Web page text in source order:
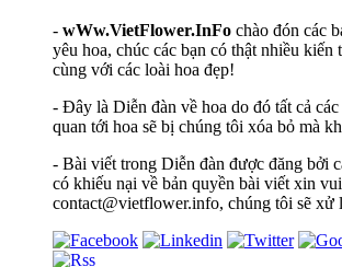
- wWw.VietFlower.InFo chào đón các
yêu hoa, chúc các bạn có thật nhiều kiến
cùng với các loài hoa đẹp!
- Đây là Diễn đàn về hoa do đó tất cả
quan tới hoa sẽ bị chúng tôi xóa bỏ mà
- Bài viết trong Diễn đàn được đăng bởi
có khiếu nại về bản quyền bài viết xin
contact@vietflower.info, chúng tôi sẽ xử